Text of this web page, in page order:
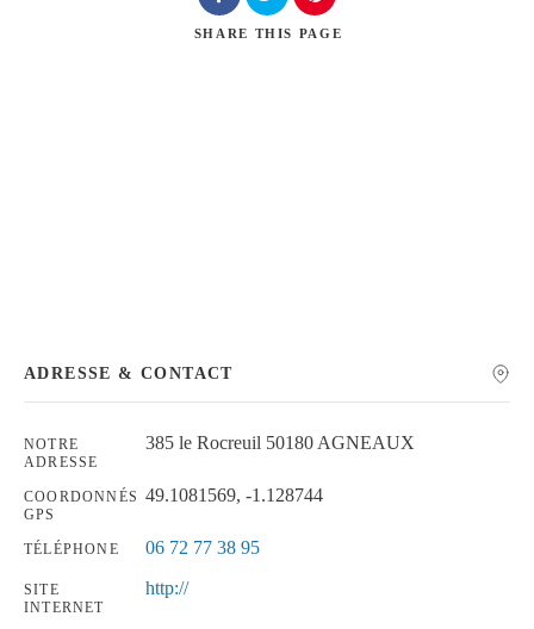
SHARE THIS PAGE
ADRESSE & CONTACT
NOTRE
ADRESSE
385 le Rocreuil 50180 AGNEAUX
COORDONNÉS
GPS
49.1081569, -1.128744
TÉLÉPHONE 06 72 77 38 95
SITE
INTERNET
http://